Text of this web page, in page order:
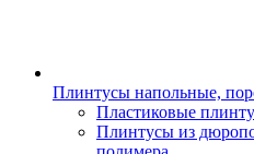
Плинтусы напольные,
Пластиковые
Плинтусы из